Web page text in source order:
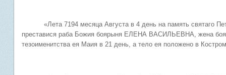
«Лета 7194 месяца Августа в 4 день на память святаго
преставися раба Божия боярыня ЕЛЕНА ВАСИЛЬЕВНА, жена
тезоименитства ея Маия в 21 день, а тело ея положено в